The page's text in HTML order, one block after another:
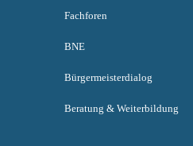
Fachforen
BNE
Bürgermeisterdialog
Beratung & Weiterbildung